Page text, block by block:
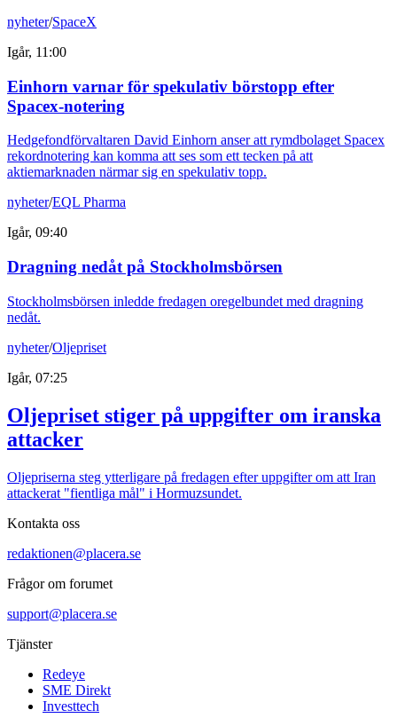
nyheter/SpaceX
Igår, 11:00
Einhorn varnar för spekulativ börstopp efter
Spacex-notering
Hedgefondförvaltaren David Einhorn anser att rymdbolaget Spacex
rekordnotering kan komma att ses som ett tecken på att
aktiemarknaden närmar sig en spekulativ topp.
nyheter/EQL Pharma
Igår, 09:40
Dragning nedåt på Stockholmsbörsen
Stockholmsbörsen inledde fredagen oregelbundet med dragning
nedåt.
nyheter/Oljepriset
Igår, 07:25
Oljepriset stiger på uppgifter om iranska
attacker
Oljepriserna steg ytterligare på fredagen efter uppgifter om att Iran
attackerat "fientliga mål" i Hormuzsundet.
Kontakta oss
redaktionen@placera.se
Frågor om forumet
support@placera.se
Tjänster
Redeye
SME Direkt
Investtech